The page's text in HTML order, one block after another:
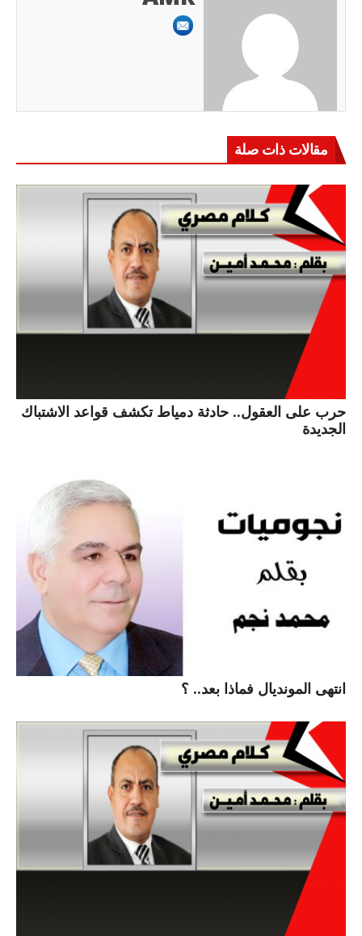
مقالات ذات صلة
حرب على العقول.. حادثة دمياط تكشف قواعد الاشتباك
الجديدة
انتهى المونديال فماذا بعد.. ؟